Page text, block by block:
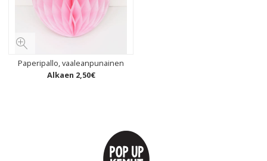
Paperipallo, vaaleanpunainen
Alkaen 2,50€